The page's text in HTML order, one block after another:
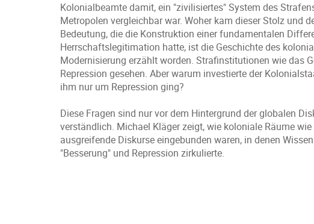
Kolonialbeamte damit, ein "zivilisiertes" System des
Metropolen vergleichbar war. Woher kam dieser Stolz und
Bedeutung, die die Konstruktion einer fundamentalen
Herrschaftslegitimation hatte, ist die Geschichte des
Modernisierung erzählt worden. Strafinstitutionen wie das
Repression gesehen. Aber warum investierte der
ihm nur um Repression ging?
Diese Fragen sind nur vor dem Hintergrund der globalen
verständlich. Michael Kläger zeigt, wie koloniale Räume
ausgreifende Diskurse eingebunden waren, in denen
"Besserung" und Repression zirkulierte.